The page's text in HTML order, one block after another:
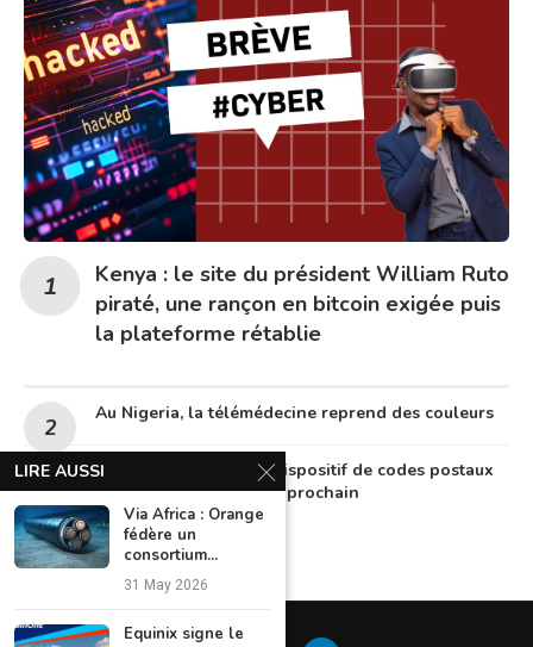
Kenya : le site du président William Ruto
piraté, une rançon en bitcoin exigée puis
la plateforme rétablie
Au Nigeria, la télémédecine reprend des couleurs
Le Nigeria lancera un dispositif de codes postaux
numériques en octobre prochain
LIRE AUSSI
Via Africa : Orange
fédère un
consortium...
31 May 2026
Equinix signe le